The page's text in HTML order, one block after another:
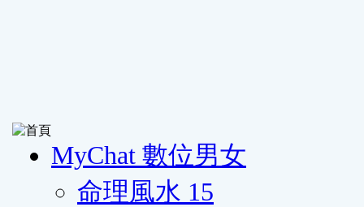
MyChat 數位男女
命理風水 15